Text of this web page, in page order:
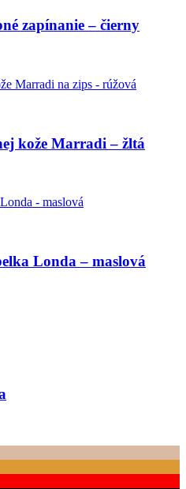
zapínanie – čierny
kože Marradi – žltá
Londa – maslová